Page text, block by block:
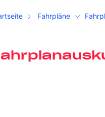
Fahrpläne